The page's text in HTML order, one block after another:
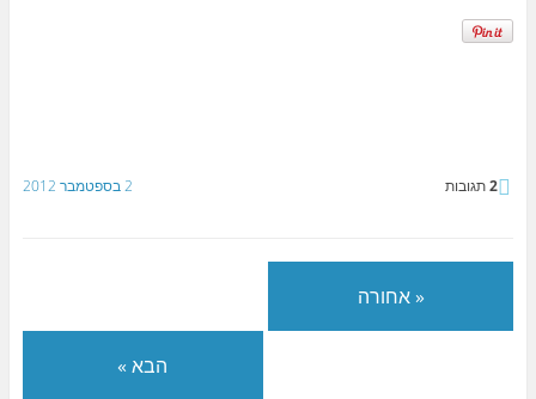
2 בספטמבר 2012 2תגובות
« אחורה
הבא »